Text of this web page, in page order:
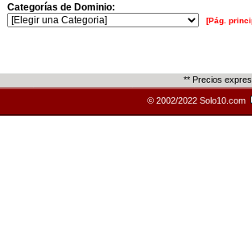
Categorías de Dominio:
[Pág.
** Precios
© 2002/2022 Solo10.com